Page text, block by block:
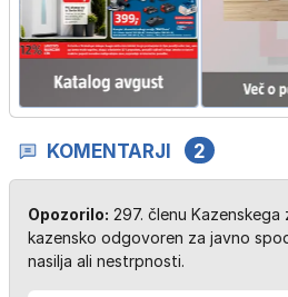
KOMENTARJI 2
Opozorilo: 297. členu
kazensko odgovoren za javno
nasilja ali nestrpnosti.